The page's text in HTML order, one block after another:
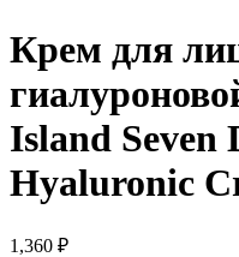
Крем для
Island Seven
Hyaluronic
1,360 ₽